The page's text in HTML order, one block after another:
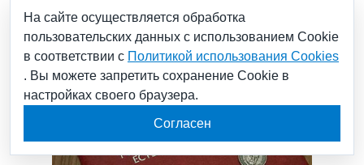
гексафторида вольфрама
#Росатом Наука
На сайте осуществляется обработка
пользовательских данных с использованием Cookie
в соответствии с Политикой использования Cookies
. Вы можете запретить сохранение Cookie в
настройках своего браузера.
Согласен